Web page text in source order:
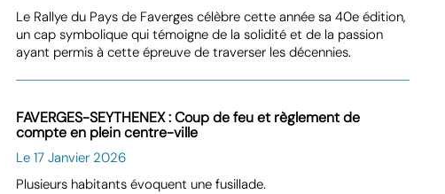
Le Rallye du Pays de Faverges célèbre cette année sa 40e édition,
un cap symbolique qui témoigne de la solidité et de la passion
ayant permis à cette épreuve de traverser les décennies.
FAVERGES-SEYTHENEX : Coup de feu et règlement de
compte en plein centre-ville
Le 17 Janvier 2026
Plusieurs habitants évoquent une fusillade.